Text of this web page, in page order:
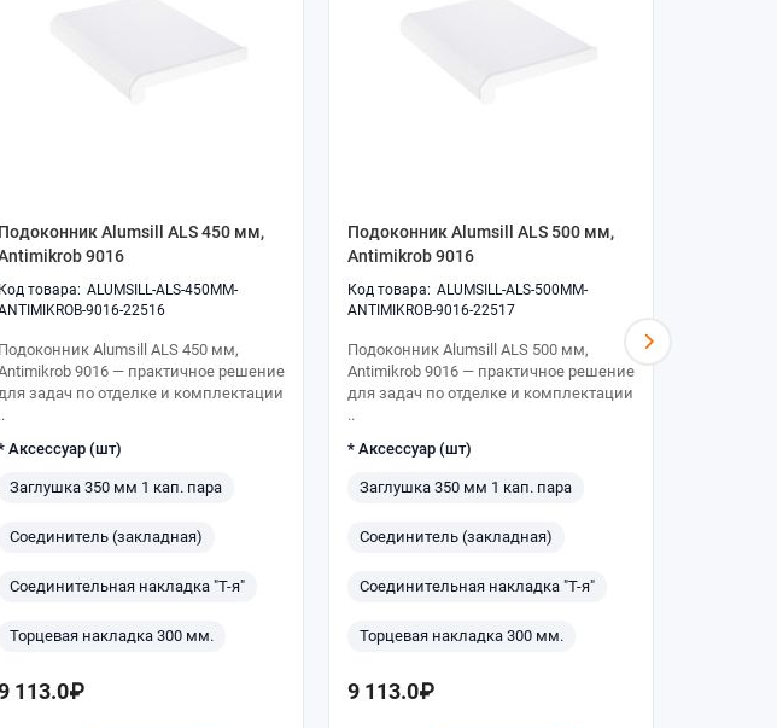
Подоконник Alumsill ALS 450 мм,
9016
ALUMSILL-ALS-450MM-
9016-22516
Подоконник Alumsill ALS 450 мм,
9016 — практичное решение
для задач по отделке и комплектации
..
Аксессуар (шт)
Заглушка 350 мм 1 кап. пара
Соединитель (закладная)
Соединительная накладка "Т-я"
Торцевая накладка 300 мм.
113.0₽
Подоконник Alumsill ALS 500 мм,
Antimikrob 9016
ALUMSILL-ALS-500MM-
ANTIMIKROB-9016-22517
Подоконник Alumsill ALS 500 мм,
Antimikrob 9016 — практичное решение
для задач по отделке и комплектации
..
* Аксессуар (шт)
Заглушка 350 мм 1 кап. пара
Соединитель (закладная)
Соединительная накладка "Т-я"
Торцевая накладка 300 мм.
9 113.0₽